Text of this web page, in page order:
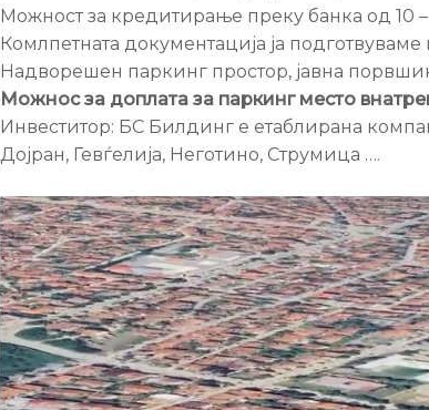
Можност за кредитирање преку банка од 10 –
Комлпетната документација ја
Надворешен паркинг простор, јавна
Можнос за доплата за паркинг место
Инвеститор: БС Билдинг е етаблирана
Дојран, Гевѓелија, Неготино, Струмица ….